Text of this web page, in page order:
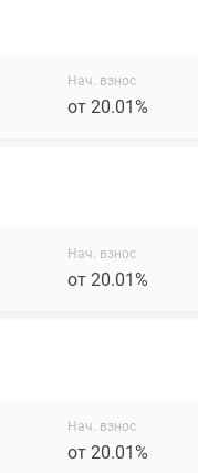
Нач. взнос
от 20.01%
Нач. взнос
от 20.01%
Нач. взнос
от 20.01%